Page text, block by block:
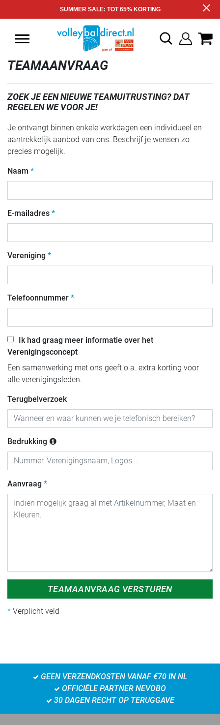
SUMMER SALE: TOT 65% KORTING
TEAMAANVRAAG
ZOEK JE EEN NIEUWE TEAMUITRUSTING? DAT
REGELEN WE VOOR JE!
Je ontvangt binnen enkele werkdagen een individueel en
aantrekkelijk aanbod van ons. Beschrijf je wensen zo
precies mogelijk.
Naam
E-mailadres
Vereniging
Telefoonnummer
Ik had graag meer informatie over het
Verenigingsconcept
Een samenwerking met ons geeft o.a. extra korting voor
alle verenigingsleden.
Terugbelverzoek
Bedrukking
Aanvraag
TEAMAANVRAAG VERSTUREN
Verplicht veld
GEEN VERZENDKOSTEN VANAF €70 IN NL
OFFICIËLE PARTNER NEVOBO
30 DAGEN RECHT OP TERUGGAVE